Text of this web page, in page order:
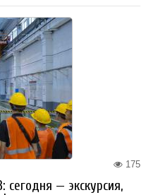
175
сегодня — экскурсия,